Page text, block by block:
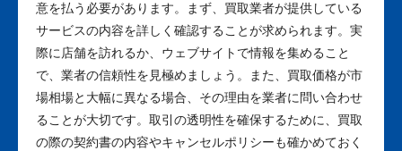
意を払う必要があります。まず、買取業者が提供している
サービスの内容を詳しく確認することが求められます。実
際に店舗を訪れるか、ウェブサイトで情報を集めること
で、業者の信頼性を見極めましょう。また、買取価格が市
場相場と大幅に異なる場合、その理由を業者に問い合わせ
ることが大切です。取引の透明性を確保するために、買取
の際の契約書の内容やキャンセルポリシーも確かめておく